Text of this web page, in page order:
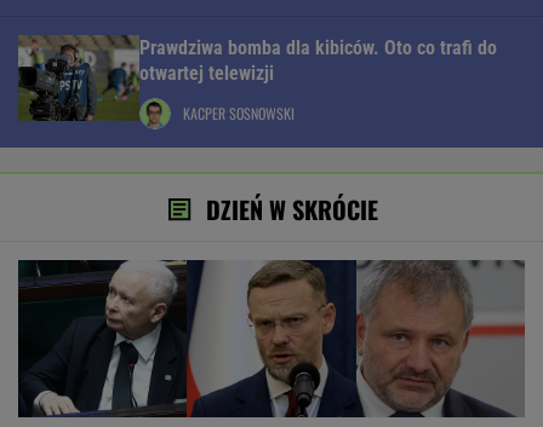
Prawdziwa bomba dla kibiców. Oto co trafi do
otwartej telewizji
KACPER SOSNOWSKI
DZIEŃ W SKRÓCIE